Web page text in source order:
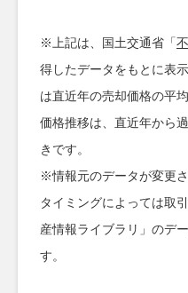
※上記は、国土交通省「
得したデータをもとに表
は直近年の売却価格の平
価格推移は、直近年から
きです。
※情報元のデータが変更
タイミングによっては取
産情報ライブラリ」のデ
す。